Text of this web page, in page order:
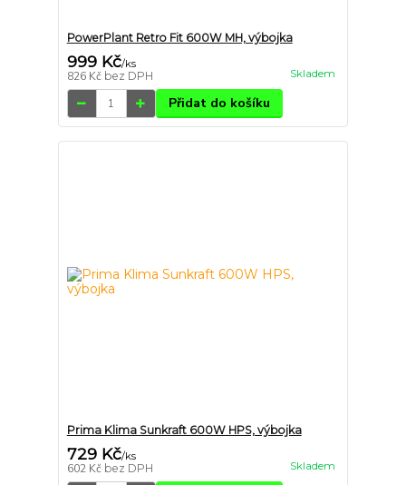
PowerPlant Retro Fit 600W MH, výbojka
999 Kč/ks
826 Kč bez DPH Skladem
Přidat do košíku
Prima Klima Sunkraft 600W HPS, výbojka
729 Kč/ks
602 Kč bez DPH Skladem